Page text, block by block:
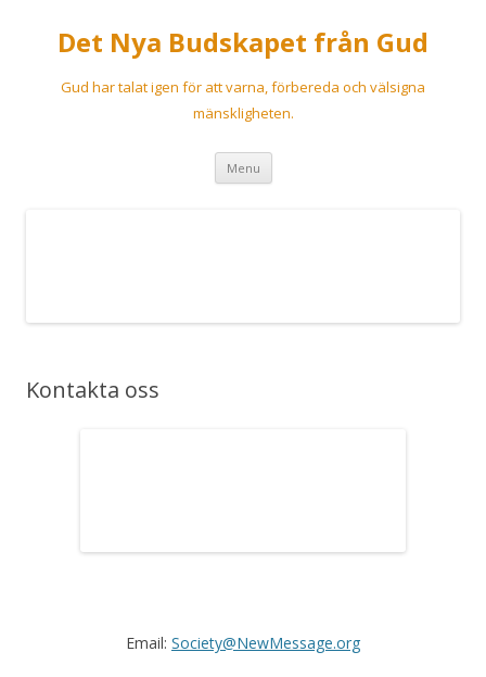
Det Nya Budskapet från Gud
Gud har talat igen för att varna, förbereda och välsigna
mänskligheten.
Menu Skip
content
Kontakta oss
Email: Society@NewMessage.org